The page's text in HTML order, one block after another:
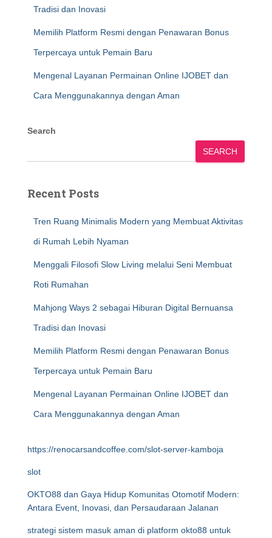
Tradisi dan Inovasi
Memilih Platform Resmi dengan Penawaran Bonus
Terpercaya untuk Pemain Baru
Mengenal Layanan Permainan Online IJOBET dan
Cara Menggunakannya dengan Aman
Search
SEARCH
Recent Posts
Tren Ruang Minimalis Modern yang Membuat Aktivitas
di Rumah Lebih Nyaman
Menggali Filosofi Slow Living melalui Seni Membuat
Roti Rumahan
Mahjong Ways 2 sebagai Hiburan Digital Bernuansa
Tradisi dan Inovasi
Memilih Platform Resmi dengan Penawaran Bonus
Terpercaya untuk Pemain Baru
Mengenal Layanan Permainan Online IJOBET dan
Cara Menggunakannya dengan Aman
https://renocarsandcoffee.com/slot-server-kamboja
slot
OKTO88 dan Gaya Hidup Komunitas Otomotif Modern:
Antara Event, Inovasi, dan Persaudaraan Jalanan
strategi sistem masuk aman di platform okto88 untuk